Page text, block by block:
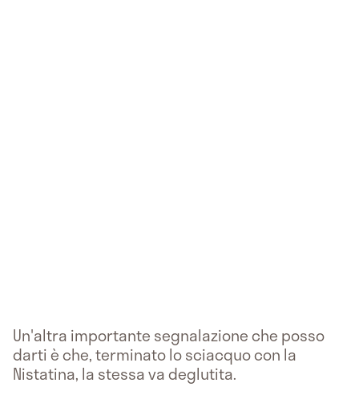
Un'altra importante segnalazione che posso
darti è che, terminato lo sciacquo con la
Nistatina, la stessa va deglutita.